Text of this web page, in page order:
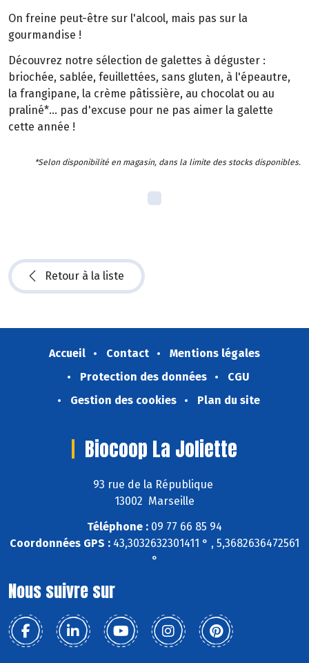
On freine peut-être sur l'alcool, mais pas sur la
gourmandise !
Découvrez notre sélection de galettes à déguster :
briochée, sablée, feuillettées, sans gluten, à l'épeautre,
la frangipane, la crème pâtissière, au chocolat ou au
praliné*... pas d'excuse pour ne pas aimer la galette
cette année !
*Selon disponibilité en magasin, dans la limite des stocks disponibles.
Retour à la liste
Accueil Contact
Mentions légales
Protection des données
CGU
Gestion des cookies
Plan du site
Biocoop La Joliette
93 rue de la République
13002 Marseille
Téléphone : 09 77 66 85 94
Coordonnées GPS : 43,3032632301411 ° , 5,3682636472561
°
Nous suivre sur